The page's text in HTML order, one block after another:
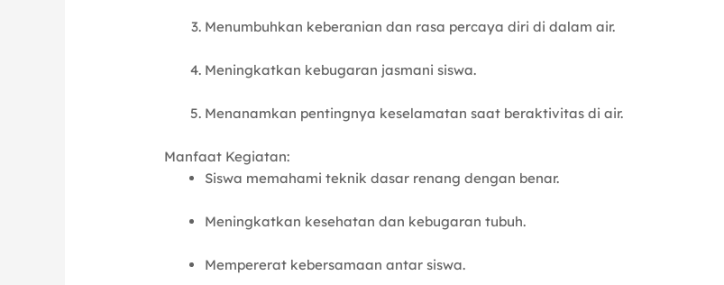
Menumbuhkan keberanian dan rasa percaya diri di dalam air.
Meningkatkan kebugaran jasmani siswa.
Menanamkan pentingnya keselamatan saat beraktivitas di air.
Manfaat Kegiatan:
Siswa memahami teknik dasar renang dengan benar.
Meningkatkan kesehatan dan kebugaran tubuh.
Mempererat kebersamaan antar siswa.